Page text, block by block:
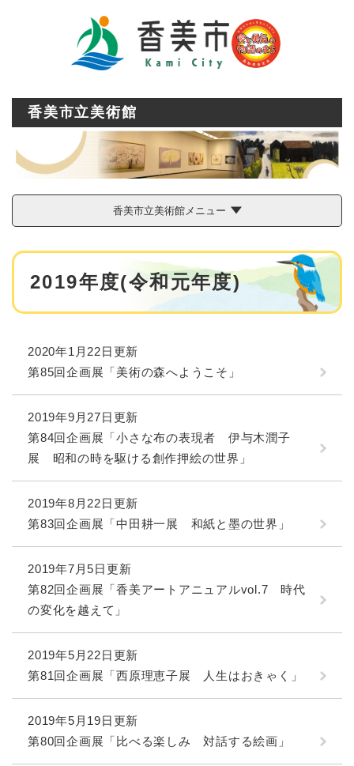
香美市立美術館
香美市立美術館メニュー
本
2019年度(令和元年度)
2020年1月22日更新
第85回企画展「美術の森へようこそ」
2019年9月27日更新
第84回企画展「小さな布の表現者 伊与木潤子
展 昭和の時を駆ける創作押絵の世界」
2019年8月22日更新
第83回企画展「中田耕一展 和紙と墨の世界」
2019年7月5日更新
第82回企画展「香美アートアニュアルvol.7 時代
の変化を越えて」
2019年5月22日更新
第81回企画展「西原理恵子展 人生はおきゃく」
2019年5月19日更新
第80回企画展「比べる楽しみ 対話する絵画」